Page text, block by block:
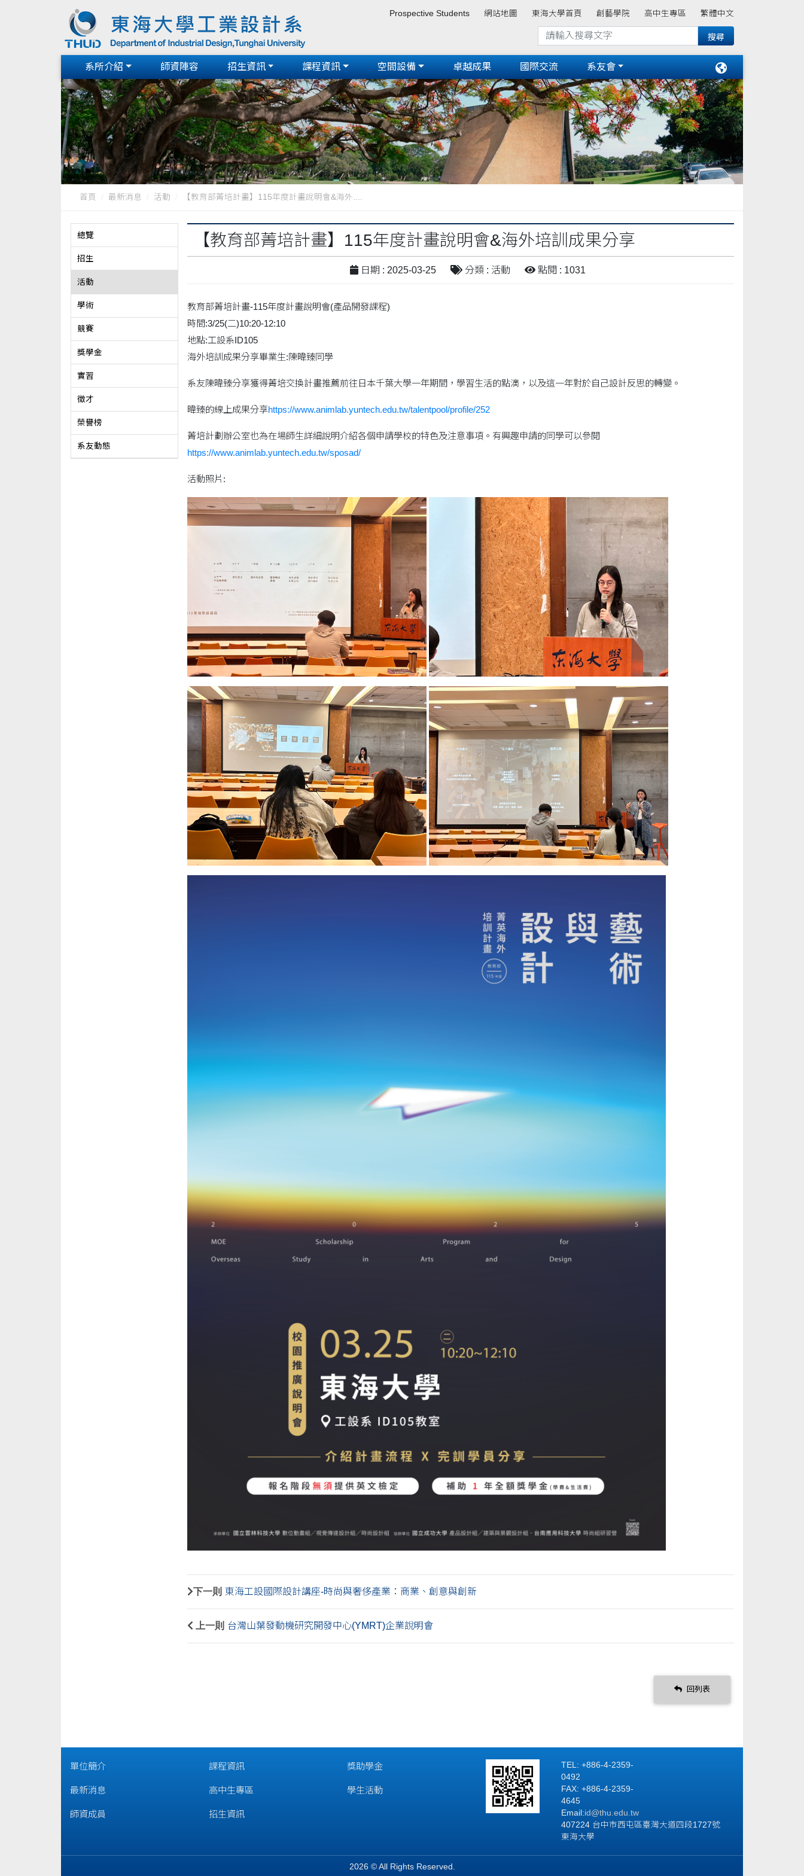
Prospective Students 網站地圖 東海大學首頁 創藝學院 高中生專區 繁體中文
系所介紹 師資陣容 招生資訊 課程資訊 空間設備 卓越成果 國際交流 系友會
首頁 最新消息 活動 【教育部菁培計畫】115年度計畫說明會&海外....
總覽
招生
活動
學術
競賽
獎學金
實習
徵才
榮譽榜
系友動態
【教育部菁培計畫】115年度計畫說明會&海外培訓成果分享
日期 : 2025-03-25 分類 : 活動 點閱 : 1031
教育部菁培計畫-115年度計畫說明會(產品開發課程)
時間:3/25(二)10:20-12:10
地點:工設系ID105
海外培訓成果分享畢業生:陳暐臻同學
系友陳暐臻分享獲得菁培交換計畫推薦前往日本千葉大學一年期間，學習生活的點滴，以及這一年對於自己設計反思的轉變。
暐臻的線上成果分享https://www.animlab.yuntech.edu.tw/talentpool/profile/252
菁培計劃辦公室也為在場師生詳細說明介紹各個申請學校的特色及注意事項。有興趣申請的同學可以參閱
https://www.animlab.yuntech.edu.tw/sposad/
活動照片:
下一則 東海工設國際設計講座-時尚與奢侈產業：商業、創意與創新
上一則 台灣山葉發動機研究開發中心(YMRT)企業說明會
回列表
單位簡介
最新消息
師資成員
課程資訊
高中生專區
招生資訊
獎助學金
學生活動
TEL: +886-4-2359-
0492
FAX: +886-4-2359-
4645
Email:id @thu.edu.tw
407224 台中市西屯區臺灣大道四段1727號
東海大學
2026 © All Rights Reserved.